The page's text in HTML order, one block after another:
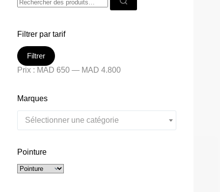
Filtrer par tarif
Filtrer
Prix : MAD 650 — MAD 4.800
Marques
Sélectionner une catégorie
Pointure